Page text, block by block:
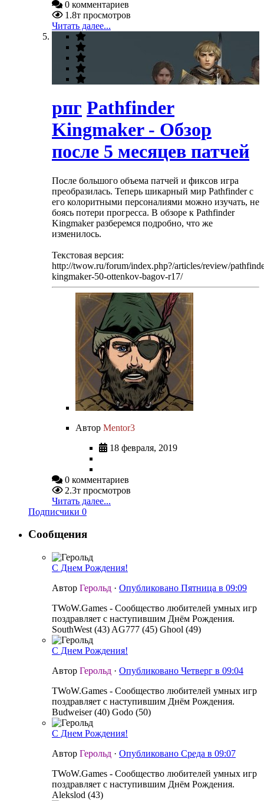
0 комментариев
1.8т просмотров
Читать далее...
рпг Pathfinder
Kingmaker - Обзор
после 5 месяцев патчей
После большого объема патчей и фиксов игра
преобразилась. Теперь шикарный мир Pathfinder с
его колоритными персоналиями можно изучать, не
боясь потери прогресса. В обзоре к Pathfinder
Kingmaker разберемся подробно, что же
изменилось.
Текстовая версия:
http://twow.ru/forum/index.php?/articles/review/
kingmaker-50-ottenkov-bagov-r17/
Автор Mentor3
18 февраля, 2019
0 комментариев
2.3т просмотров
Читать далее...
Подписчики 0
Сообщения
С Днем Рождения!
Автор Герольд · Опубликовано Пятница в 09:09
TWoW.Games - Сообщество любителей умных игр
поздравляет с наступившим Днём Рождения.
SouthWest (43) AG777 (45) Ghool (49)
С Днем Рождения!
Автор Герольд · Опубликовано Четверг в 09:04
TWoW.Games - Сообщество любителей умных игр
поздравляет с наступившим Днём Рождения.
Budweiser (40) Godo (50)
С Днем Рождения!
Автор Герольд · Опубликовано Среда в 09:07
TWoW.Games - Сообщество любителей умных игр
поздравляет с наступившим Днём Рождения.
Alekslod (43)